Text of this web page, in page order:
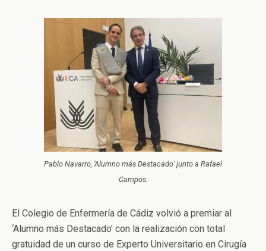
Pablo Navarro, ‘Alumno más Destacado’ junto a Rafael
Campos.
El Colegio de Enfermería de Cádiz volvió a premiar al
‘Alumno más Destacado’ con la realización con total
gratuidad de un curso de Experto Universitario en Cirugía